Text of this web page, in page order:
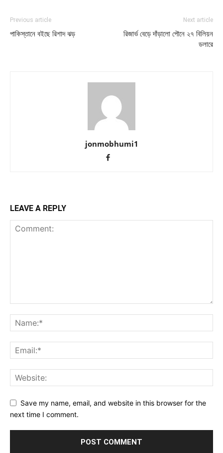
Previous article
পাকিস্তানে বইছে রিশাদ ঝড়
Next article
রিজার্ভ বেড়ে দাঁড়ালো পৌনে ২৭ বিলিয়ন
ডলারে
jonmobhumi1
LEAVE A REPLY
Save my name, email, and website in this browser for the
next time I comment.